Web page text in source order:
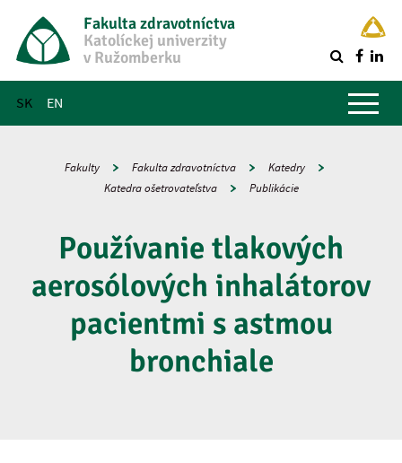
Fakulta zdravotníctva
Katolíckej univerzity
v Ružomberku
SK EN
Hlavné menu
Fakulty Fakulta zdravotníctva
Katedry
Katedra ošetrovateľstva
Publikácie
Používanie tlakových
aerosólových inhalátorov
pacientmi s astmou
bronchiale